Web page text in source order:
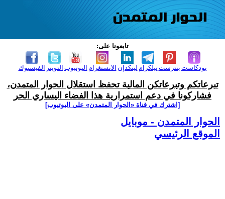
تابعونا على:
الفيسبوك التويتر اليوتيوب الانستغرام لينكدإن تيلكرامبنترست بودكاست
تبرعاتكم وتبرعاتكن المالية تحفظ استقلال الحوار المتمدن،
فشاركونا في دعم استمرارية هذا الفضاء اليساري الحر
[اشترك في قناة ‫«الحوار المتمدن» على اليوتيوب]
الحوار المتمدن - موبايل
الموقع الرئيسي